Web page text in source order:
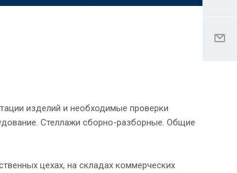
изделий и необходимые проверки
Стеллажи сборно-разборные. Общие
цехах, на складах коммерческих